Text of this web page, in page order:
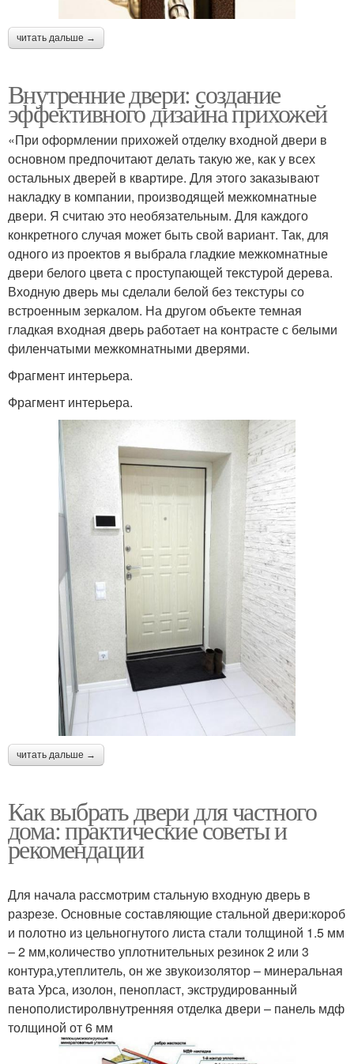
читать дальше →
Внутренние двери: создание
эффективного дизайна прихожей
«При оформлении прихожей отделку входной двери в
основном предпочитают делать такую же, как у всех
остальных дверей в квартире. Для этого заказывают
накладку в компании, производящей межкомнатные
двери. Я считаю это необязательным. Для каждого
конкретного случая может быть свой вариант. Так, для
одного из проектов я выбрала гладкие межкомнатные
двери белого цвета с проступающей текстурой дерева.
Входную дверь мы сделали белой без текстуры со
встроенным зеркалом. На другом объекте темная
гладкая входная дверь работает на контрасте с белыми
филенчатыми межкомнатными дверями.
Фрагмент интерьера.
Фрагмент интерьера.
читать дальше →
Как выбрать двери для частного
дома: практические советы и
рекомендации
Для начала рассмотрим стальную входную дверь в
разрезе. Основные составляющие стальной двери:короб
и полотно из цельногнутого листа стали толщиной 1.5 мм
– 2 мм,количество уплотнительных резинок 2 или 3
контура,утеплитель, он же звукоизолятор – минеральная
вата Урса, изолон, пенопласт, экструдированный
пенополистиролвнутренняя отделка двери – панель мдф
толщиной от 6 мм